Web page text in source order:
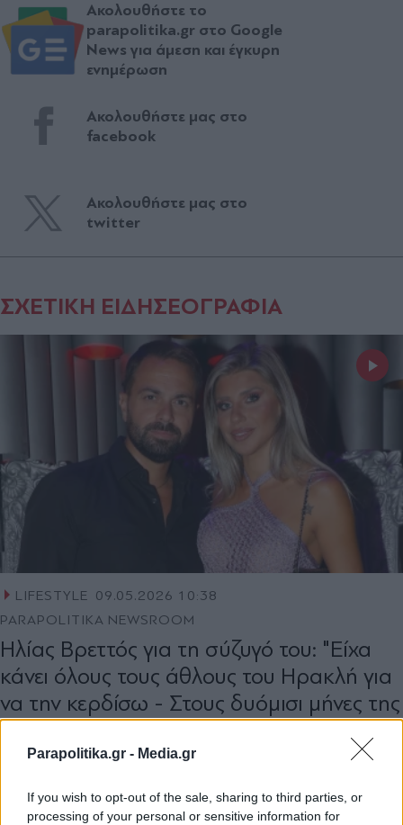
Parapolitika.gr - Media.gr
If you wish to opt-out of the sale, sharing to third parties, or
processing of your personal or sensitive information for
Ακολουθήστε το
parapolitika.gr στο Google
News για άμεση και έγκυρη
ενημέρωση
Ακολουθήστε μας στο
facebook
Ακολουθήστε μας στο
twitter
ΣΧΕΤΙΚΗ ΕΙΔΗΣΕΟΓΡΑΦΙΑ
LIFESTYLE 09.05.2026 10:38
PARAPOLITIKA NEWSROOM
Ηλίας Βρεττός για τη σύζυγό του: "Είχα
κάνει όλους τους άθλους του Ηρακλή για
να την κερδίσω - Στους δυόμισι μήνες της
έδωσα δαχτυλίδι" (Βίντεο)